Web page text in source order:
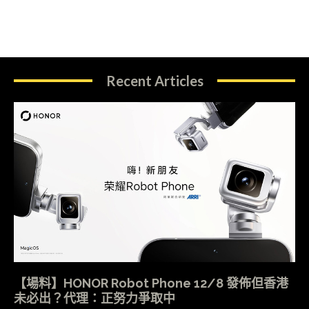
Recent Articles
【場料】HONOR Robot Phone 12/8 發佈但香港
未必出？代理：正努力爭取中